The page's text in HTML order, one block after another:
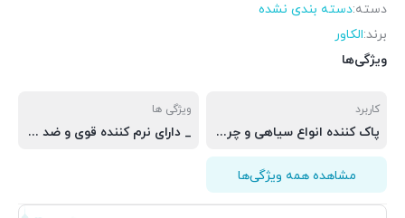
دسته:دسته بندی نشده
برند:الکاور
ویژگی‌ها
کاربرد
پاک کننده انواع سیاهی و چربی پوست دست
ویژگی ها
_ دارای نرم کننده قوی و ضد عفونی کننده _فاقد حلال صنعتی _ سازگاری با پوست دست _ خاصیت ضد قارچی _بصرفه بودن از لحاظ میزان مصرف
مشاهده همه ویژگی‌ها